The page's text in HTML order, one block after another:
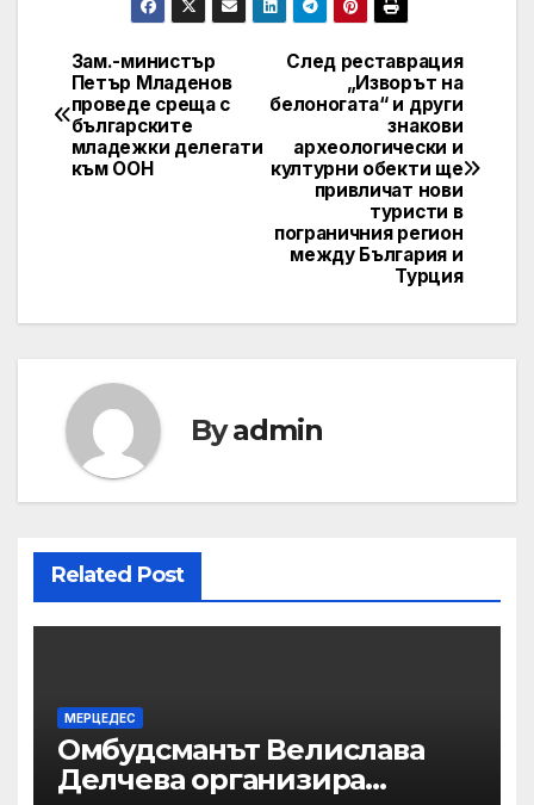
Post
navigation
След реставрация
„Изворът на
белоногата“ и други
знакови
археологически и
културни обекти ще
привличат нови
туристи в
пограничния регион
между България и
Турция
Зам.-министър
Петър Младенов
проведе среща с
българските
младежки делегати
към ООН
Byadmin
Related Post
МЕРЦЕДЕС
Омбудсманът Велислава
Делчева организира